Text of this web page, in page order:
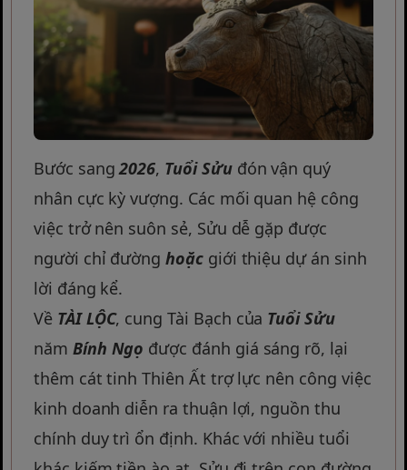
Bước sang2026, Tuổi Sửuđón vận quý
nhân cực kỳ vượng. Các mối quan hệ công
việc trở nên suôn sẻ, Sửu dễ gặp được
người chỉ đườnghoặcgiới thiệu dự án sinh
lời đáng kể.
Về TÀI LỘC, cung Tài Bạch của Tuổi Sửu
năm Bính Ngọ được đánh giá sáng rõ, lại
thêm cát tinh Thiên Ất trợ lực nên công việc
kinh doanh diễn ra thuận lợi, nguồn thu
chính duy trì ổn định. Khác với nhiều tuổi